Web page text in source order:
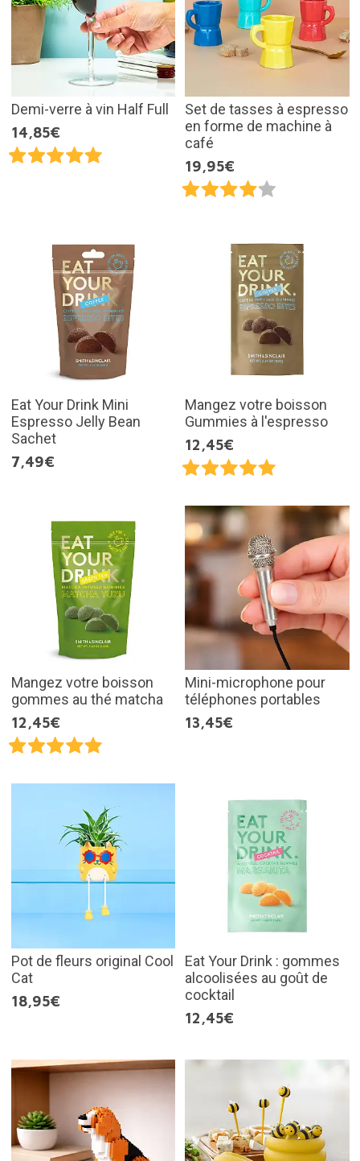
Demi-verre à vin Half Full
14,85€
Set de tasses à espresso
en forme de machine à
café
19,95€
Eat Your Drink Mini
Espresso Jelly Bean
Sachet
7,49€
Mangez votre boisson
Gummies à l'espresso
12,45€
Mangez votre boisson
gommes au thé matcha
12,45€
Mini-microphone pour
téléphones portables
13,45€
Pot de fleurs original Cool
Cat
18,95€
Eat Your Drink : gommes
alcoolisées au goût de
cocktail
12,45€